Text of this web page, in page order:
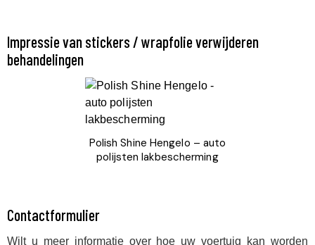
Impressie van stickers / wrapfolie verwijderen
behandelingen
Polish Shine Hengelo – auto
polijsten lakbescherming
Contactformulier
Wilt u meer informatie over hoe uw voertuig kan worden